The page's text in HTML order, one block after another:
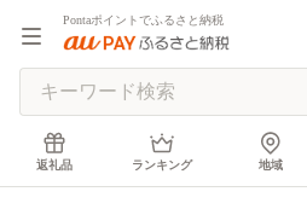
Pontaポイントでふるさと納税
返礼品 ランキング 地域